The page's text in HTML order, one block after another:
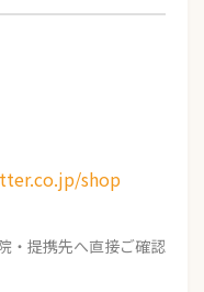
shop
・提携先へ直接ご確認